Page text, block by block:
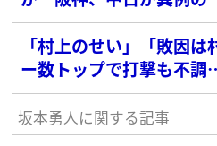
て」お願い
「村上のせい」「敗因
ー数トップで打撃も不
坂本勇人に関する記事